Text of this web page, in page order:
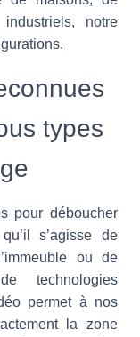
notre
types
pour déboucher
s’agisse de
ou de
technologies
permet à nos
la zone